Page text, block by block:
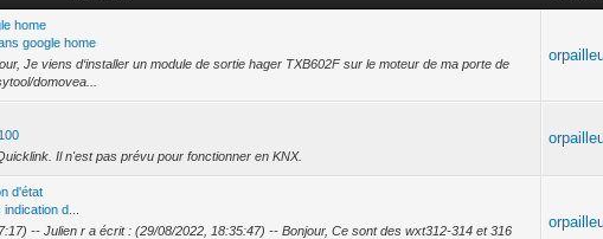
home
google home
Je viens d‘installer un module de sortie hager TXB602F sur le moteur de ma porte de
domovea...
Il n'est pas prévu pour fonctionner en KNX.
d'état
d...
-- Julien r a écrit : (29/08/2022, 18:35:47) -- Bonjour, Ce sont des wxt312-314 et 316